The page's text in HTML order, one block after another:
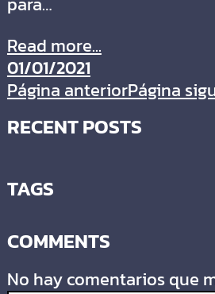
Read more...
01/01/2021
Página anteriorPágina
RECENT POSTS
TAGS
COMMENTS
No hay comentarios que